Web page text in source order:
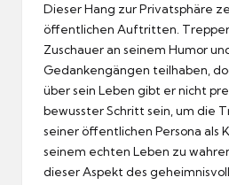
Dieser Hang zur Privatsphäre
öffentlichen Auftritten. Trepper
Zuschauer an seinem Humor
Gedankengängen teilhaben,
über sein Leben gibt er nicht
bewusster Schritt sein, um die
seiner öffentlichen Persona als
seinem echten Leben zu
dieser Aspekt des